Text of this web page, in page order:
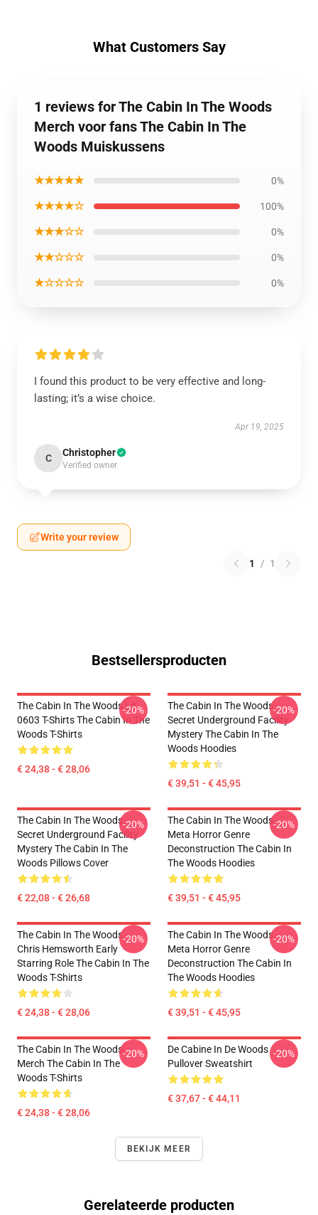
What Customers Say
1 reviews for The Cabin In The Woods
Merch voor fans The Cabin In The
Woods Muiskussens
★★★★★ 0%
★★★★☆ 100%
★★★☆☆ 0%
★★☆☆☆ 0%
★☆☆☆☆ 0%
I found this product to be very effective and long-
lasting; it’s a wise choice.
Apr 19, 2025
C Christopher
Verified owner
Write your review
1 / 1
Bestsellersproducten
The Cabin In The Woods LA
0603 T-Shirts The Cabin In The
Woods T-Shirts
€ 24,38 - € 28,06
-20%
The Cabin In The Woods -
Secret Underground Facility
Mystery The Cabin In The
Woods Hoodies
€ 39,51 - € 45,95
-20%
The Cabin In The Woods -
Secret Underground Facility
Mystery The Cabin In The
Woods Pillows Cover
€ 22,08 - € 26,68
-20%
The Cabin In The Woods -
Meta Horror Genre
Deconstruction The Cabin In
The Woods Hoodies
€ 39,51 - € 45,95
-20%
The Cabin In The Woods -
Chris Hemsworth Early
Starring Role The Cabin In The
Woods T-Shirts
€ 24,38 - € 28,06
-20%
The Cabin In The Woods -
Meta Horror Genre
Deconstruction The Cabin In
The Woods Hoodies
€ 39,51 - € 45,95
-20%
The Cabin In The Woods
Merch The Cabin In The
Woods T-Shirts
€ 24,38 - € 28,06
-20%
De Cabine In De Woods
Pullover Sweatshirt
€ 37,67 - € 44,11
-20%
BEKIJK MEER
Gerelateerde producten